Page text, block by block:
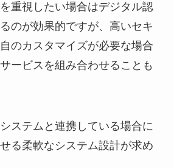
重視したい場合はデジタル認
のが効果的ですが、高いセキ
のカスタマイズが必要な場合
ービスを組み合わせることも
ステムと連携している場合に
る柔軟なシステム設計が求め